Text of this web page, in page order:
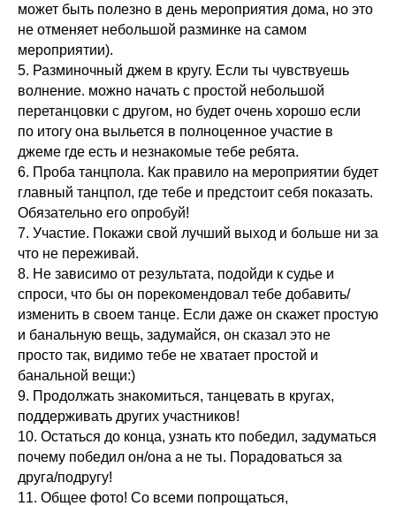
может быть полезно в день мероприятия дома, но это
не отменяет небольшой разминке на самом
мероприятии).
5. Разминочный джем в кругу. Если ты чувствуешь
волнение. можно начать с простой небольшой
перетанцовки с другом, но будет очень хорошо если
по итогу она выльется в полноценное участие в
джеме где есть и незнакомые тебе ребята.
6. Проба танцпола. Как правило на мероприятии будет
главный танцпол, где тебе и предстоит себя показать.
Обязательно его опробуй!
7. Участие. Покажи свой лучший выход и больше ни за
что не переживай.
8. Не зависимо от результата, подойди к судье и
спроси, что бы он порекомендовал тебе добавить/
изменить в своем танце. Если даже он скажет простую
и банальную вещь, задумайся, он сказал это не
просто так, видимо тебе не хватает простой и
банальной вещи:)
9. Продолжать знакомиться, танцевать в кругах,
поддерживать других участников!
10. Остаться до конца, узнать кто победил, задуматься
почему победил он/она а не ты. Порадоваться за
друга/подругу!
11. Общее фото! Со всеми попрощаться,